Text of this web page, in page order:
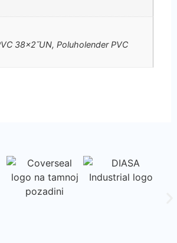
38×2˝UN, Poluholender PVC